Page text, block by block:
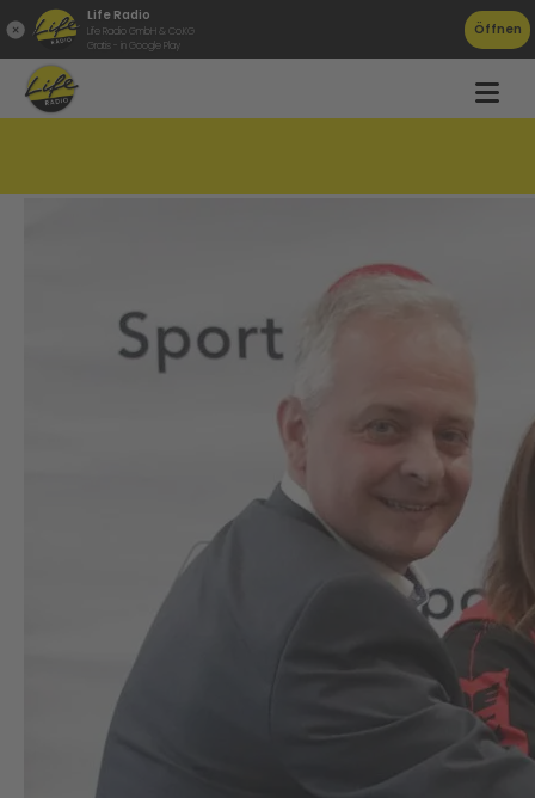
Life Radio
Life Radio GmbH & Co.KG
Gratis - in Google Play
Öffnen